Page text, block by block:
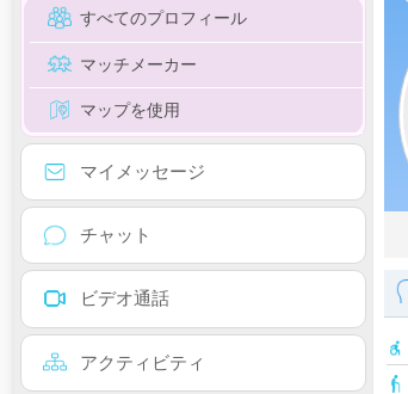
すべてのプロフィール
マッチメーカー
マップを使用
マイメッセージ
チャット
ビデオ通話
アクティビティ